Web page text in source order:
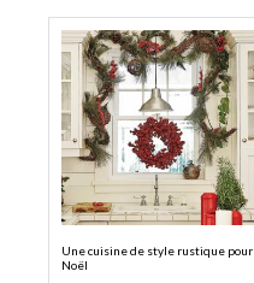
Une cuisine de style rustique pour
Noël